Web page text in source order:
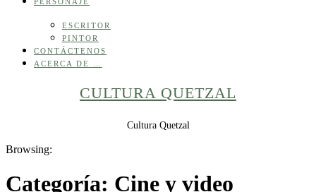
ESCRITOR
PINTOR
CONTÁCTENOS
ACERCA DE …
CULTURA QUETZAL
Cultura Quetzal
Browsing:
Categoría: Cine y video